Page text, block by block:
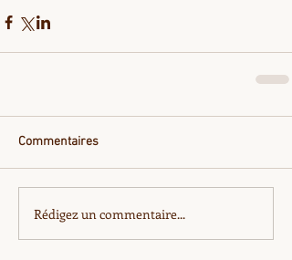
Commentaires
Rédigez un commentaire...